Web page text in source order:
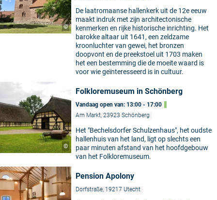
©
De laatromaanse hallenkerk uit de 12e eeuw
maakt indruk met zijn architectonische
kenmerken en rijke historische inrichting. Het
barokke altaar uit 1641, een zeldzame
kroonluchter van gewei, het bronzen
doopvont en de preekstoel uit 1703 maken
het een bestemming die de moeite waard is
voor wie geïnteresseerd is in cultuur.
©
Folkloremuseum in Schönberg
Vandaag open van: 13:00 - 17:00
Am Markt, 23923 Schönberg
Het "Bechelsdorfer Schulzenhaus", het oudste
hallenhuis van het land, ligt op slechts een
paar minuten afstand van het hoofdgebouw
van het Folkloremuseum.
Pension Apolony
Dorfstraße, 19217 Utecht